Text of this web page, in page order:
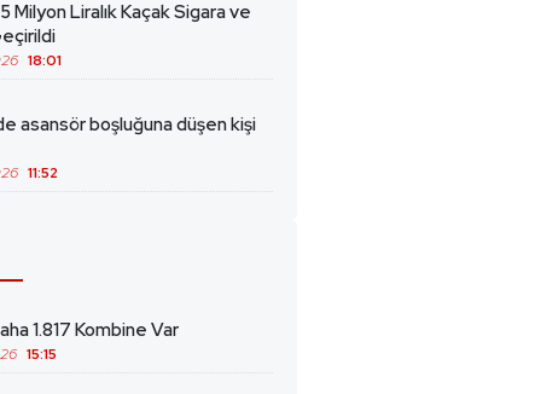
Milyon Liralık Kaçak Sigara ve
18:01
asansör boşluğuna düşen kişi
11:52
1.817 Kombine Var
15:15